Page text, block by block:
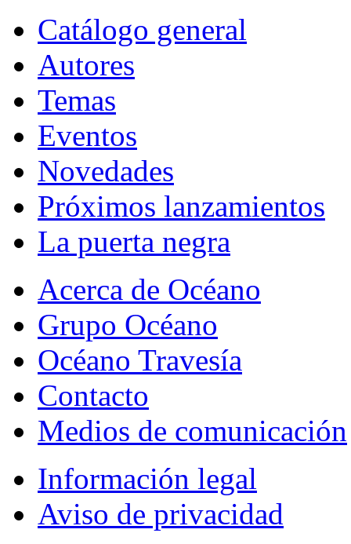
Catálogo general
Autores
Temas
Eventos
Novedades
Próximos lanzamientos
La puerta negra
Acerca de Océano
Grupo Océano
Océano Travesía
Contacto
Medios de comunicación
Información legal
Aviso de privacidad